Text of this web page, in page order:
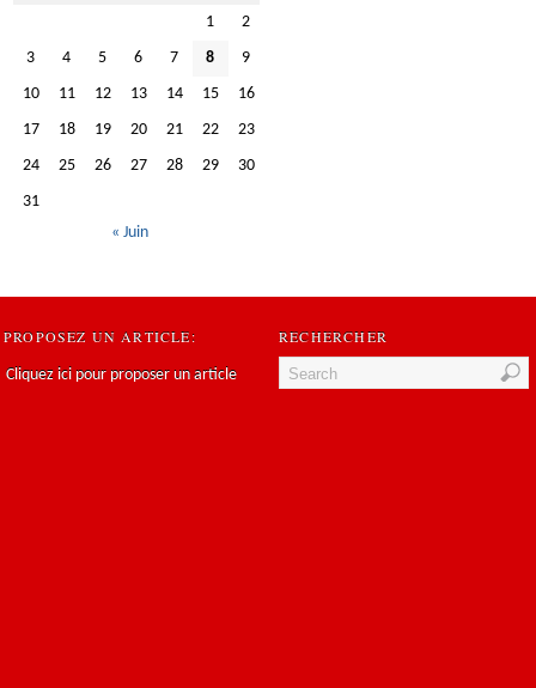
1
2
3
4 5 6 7 8
9
10
11 12 13 14 15
16
17
18 19 20 21 22
23
24
25 26 27 28 29
30
31
« Juin
PROPOSEZ UN ARTICLE:
Cliquez ici pour proposer un article
RECHERCHER